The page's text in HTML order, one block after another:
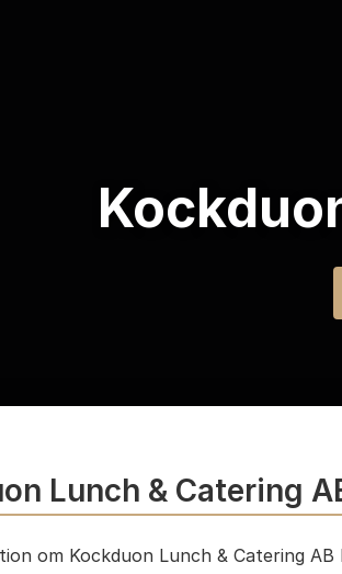
Lunch & Catering
om Kockduon Lunch & Catering AB